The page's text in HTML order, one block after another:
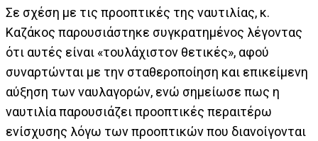
Σε σχέση με τις προοπτικές της ναυτιλίας, κ.
Καζάκος παρουσιάστηκε συγκρατημένος λέγοντας
ότι αυτές είναι «τουλάχιστον θετικές», αφού
συναρτώνται με την σταθεροποίηση και επικείμενη
αύξηση των ναυλαγορών, ενώ σημείωσε πως η
ναυτιλία παρουσιάζει προοπτικές περαιτέρω
ενίσχυσης λόγω των προοπτικών που διανοίγονται